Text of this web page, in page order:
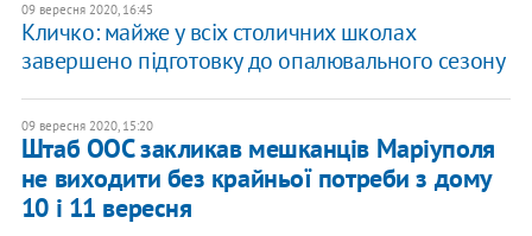
09 вересня 2020, 16:45
Кличко: майже у всіх столичних школах
завершено підготовку до опалювального сезону
09 вересня 2020, 15:20
Штаб ООС закликав мешканців Маріуполя
не виходити без крайньої потреби з дому
10 і 11 вересня